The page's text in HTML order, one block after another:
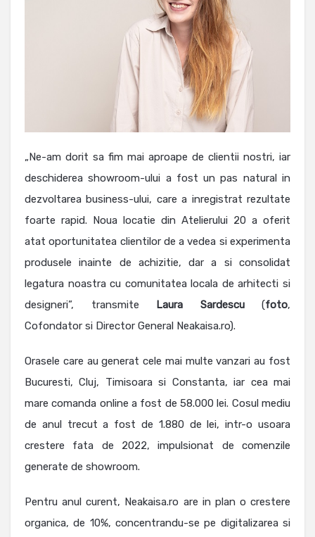
„Ne-am dorit sa fim mai aproape de clientii nostri, iar
deschiderea showroom-ului a fost un pas natural in
dezvoltarea business-ului, care a inregistrat rezultate
foarte rapid. Noua locatie din Atelierului 20 a oferit
atat oportunitatea clientilor de a vedea si experimenta
produsele inainte de achizitie, dar a si consolidat
legatura noastra cu comunitatea locala de arhitecti si
designeri”, transmite
Laura Sardescu(foto,
Cofondator si Director General Neakaisa.ro).
Orasele care au generat cele mai multe vanzari au fost
Bucuresti, Cluj, Timisoara si Constanta, iar cea mai
mare comanda online a fost de 58.000 lei. Cosul mediu
de anul trecut a fost de 1.880 de lei, intr-o usoara
crestere fata de 2022, impulsionat de comenzile
generate de showroom.
Pentru anul curent, Neakaisa.ro are in plan o crestere
organica, de 10%, concentrandu-se pe digitalizarea si